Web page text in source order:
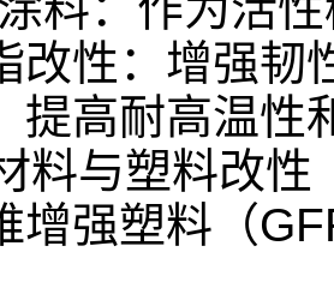
改性：增强韧
提高耐高温性
料与塑料改性
增强塑料（